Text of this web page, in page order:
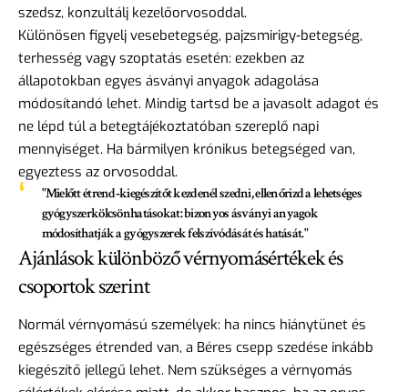
szedsz, konzultálj kezelőorvosoddal.
Különösen figyelj vesebetegség, pajzsmirigy‑betegség,
terhesség vagy szoptatás esetén: ezekben az
állapotokban egyes ásványi anyagok adagolása
módosítandó lehet. Mindig tartsd be a javasolt adagot és
ne lépd túl a betegtájékoztatóban szereplő napi
mennyiséget. Ha bármilyen krónikus betegséged van,
egyeztess az orvosoddal.
"Mielőtt étrend‑kiegészítőt kezdenél szedni, ellenőrizd a lehetséges
gyógyszerkölcsönhatásokat: bizonyos ásványi anyagok
módosíthatják a gyógyszerek felszívódását és hatását."
Ajánlások különböző vérnyomásértékek és
csoportok szerint
Normál vérnyomású személyek: ha nincs hiánytünet és
egészséges étrended van, a Béres csepp szedése inkább
kiegészítő jellegű lehet. Nem szükséges a vérnyomás